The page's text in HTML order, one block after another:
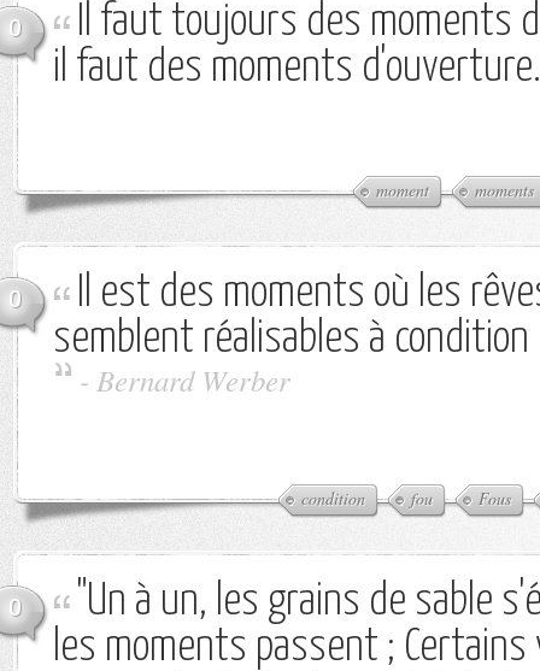
0
Il faut toujours des moments
il faut des moments d'ouverture.
moment moments
0
Il est des moments où les
semblent réalisables à
- Bernard Werber
condition fou Fous
0
"Un à un, les grains de sable
les moments passent ;